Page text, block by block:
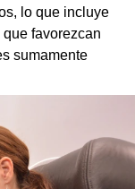
lo que incluye
favorezcan
sumamente